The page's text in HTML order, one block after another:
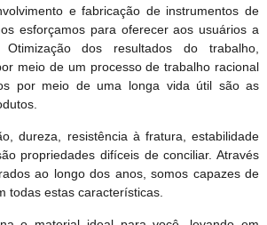
e fabricação de instrumentos de
esforçamos para oferecer aos usuários a
Otimização dos resultados do trabalho,
meio de um processo de trabalho racional
por meio de uma longa vida útil são as
dureza, resistência à fratura, estabilidade
propriedades difíceis de conciliar. Através
ao longo dos anos, somos capazes de
todas estas características.